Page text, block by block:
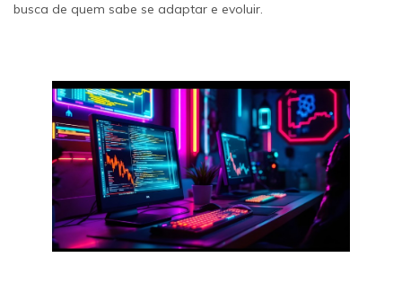
busca de quem sabe se adaptar e evoluir.